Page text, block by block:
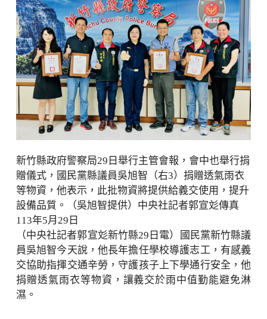
新竹縣政府警察局29日舉行主管會報，會中也舉行捐
贈儀式，國民黨縣議員吳旭智（右3）捐贈透氣雨衣
等物資，他表示，此批物資將提供給義交使用，提升
設備品質。（吳旭智提供）中央社記者郭宣彣傳真
113年5月29日
（中央社記者郭宣彣新竹縣29日電）國民黨新竹縣議
員吳旭智今天說，他長年擔任學校導護志工，有感義
交協助指揮交通辛勞，守護孩子上下學通行安全，他
捐贈透氣雨衣等物資，讓義交於雨中值勤能避免淋
濕。